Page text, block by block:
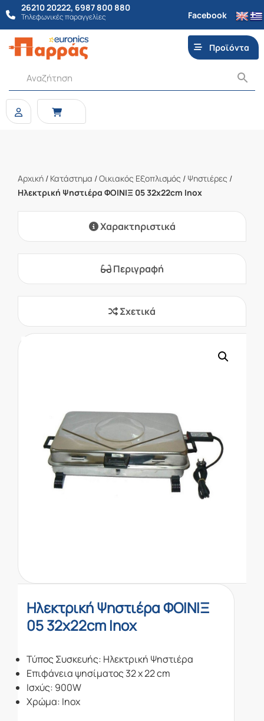
26210 20222, 6987 800 880
Τηλεφωνικές παραγγελίες Facebook
Προϊόντα
Αρχική / Κατάστημα /Οικιακός Εξοπλισμός / Ψηστιέρες /
Ηλεκτρική Ψηστιέρα ΦΟΙΝΙΞ 05 32x22cm Inox
Χαρακτηριστικά
Περιγραφή
Σχετικά
Ηλεκτρική Ψηστιέρα ΦΟΙΝΙΞ
05 32x22cm Inox
Τύπος Συσκευής: Ηλεκτρική Ψηστιέρα
Eπιφάνεια ψησίματος 32 x 22 cm
Ισχύς: 900W
Χρώμα: Inox